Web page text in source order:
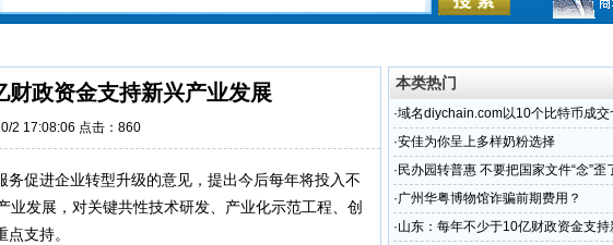
财政资金支持新兴产业发展
2 17:08:06 点击：860
促进企业转型升级的意见，提出今后每年将投入不
发展，对关键共性技术研发、产业化示范工程、创
支持。
本类热门
·域名diychain.com以10个比特币成交
·安佳为你呈上多样奶粉选择
· 民办园转普惠 不要把国家文件“念”歪
·广州华粤博物馆诈骗前期费用？
·山东：每年不少于10亿财政资金支